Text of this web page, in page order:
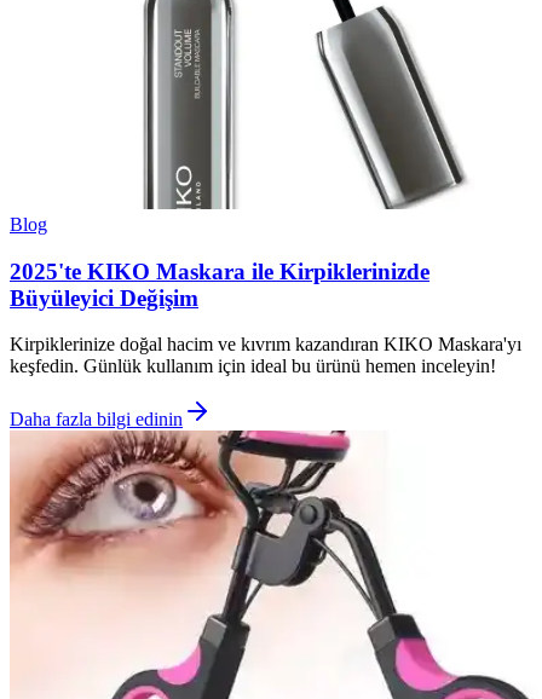
Blog
2025'te KIKO Maskara ile Kirpiklerinizde
Büyüleyici Değişim
Kirpiklerinize doğal hacim ve kıvrım kazandıran KIKO Maskara'yı
keşfedin. Günlük kullanım için ideal bu ürünü hemen inceleyin!
Daha fazla bilgi edinin